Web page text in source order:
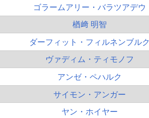
ゴラームアリー・バラツアデウ
楢﨑 明智
ダーフィット・フィルネンブルク
ヴァディム・ティモノフ
アンゼ・ペハルク
サイモン・アンガー
ヤン・ホイヤー